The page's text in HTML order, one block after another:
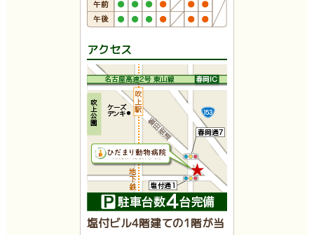
アクセス
塩付ビル4階建ての1階が当